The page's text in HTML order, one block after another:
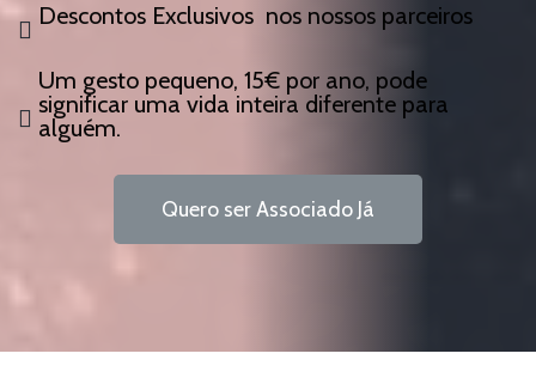
Descontos Exclusivos nos nossos parceiros
Um gesto pequeno, 15€ por ano, pode
significar uma vida inteira diferente para
alguém.
Quero ser Associado Já